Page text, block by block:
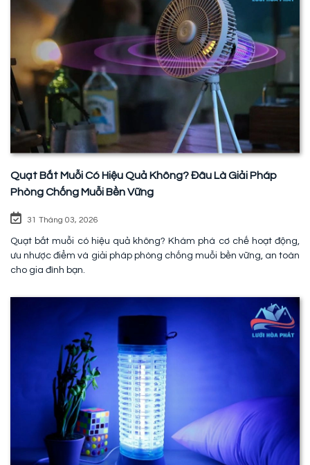
Quạt Bắt Muỗi Có Hiệu Quả Không? Đâu Là Giải Pháp
Phòng Chống Muỗi Bền Vững
31 Tháng 03, 2026
Quạt bắt muỗi có hiệu quả không? Khám phá cơ chế hoạt động,
ưu nhược điểm và giải pháp phòng chống muỗi bền vững, an toàn
cho gia đình bạn.